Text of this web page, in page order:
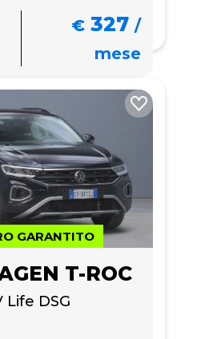
€ 327 /
mese
GARANTITO
T-ROC
Life DSG